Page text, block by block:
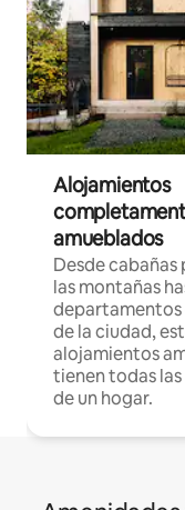
Alojamientos
amueblados
Desde cabañas
las montañas
departamentos
de la ciudad,
alojamientos
tienen todas
de un hogar.